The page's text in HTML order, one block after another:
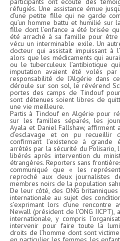
réfugiés. Une assistance émue
d’une petite fille qui ne garde
qu’un homme battu et humilié sur
fille dont l’enfance a été brisée
été arraché à sa famille pour
vécu un interminable exile. Un
docteur qui assistait impuissant à
alors que les médicaments qui
ou le tuberculeux l’antibiotique
imputation avaient été volés
responsabilité de l’Algérie dans
déroule sur son sol, le révérend
portes des camps de Tindouf
sont détenues soient libres de
une vie meilleure.
Partis à Tindouf en Algérie pour
sur les familles séparés, les
Ayala et Daniel Fallshaw, affirment
d’esclavage et on pu recueillir
confirmant l’existence à
arrêtés par la sécurité du
libérés après intervention du
étrangères. Reporters sans
communiqué que « les
reproché aux deux journalistes
membres noirs de la population
De leur côté, des ONG
internationale au sujet des
s’exprimant lors d’une rencontre
Newall (président de l’ONG
internationale, y compris
intervenir pour faire toute la
droits de l’homme dont sont